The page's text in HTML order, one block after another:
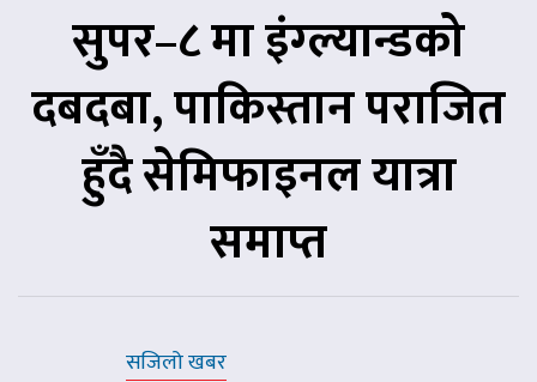
सुपर–८ मा इंग्ल्यान्डको
दबदबा, पाकिस्तान पराजित
हुँदै सेमिफाइनल यात्रा
समाप्त
सजिलो खबर